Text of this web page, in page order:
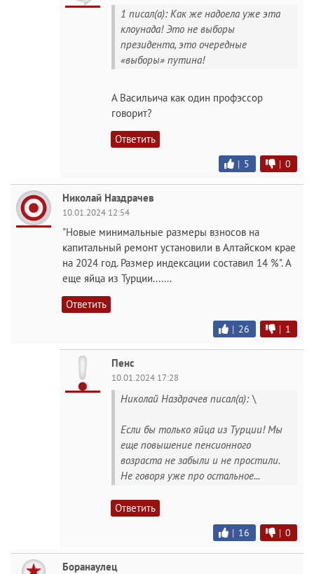
1 писал(а): Как же надоела уже эта
клоунада! Это не выборы
президента, это очередные
«выборы» путина!
А Васильича как один профэссор
говорит?
Ответить
| 5 | 0
Николай Наздрачев
10.01.2024 12:54
"Новые минимальные размеры взносов на
капитальный ремонт установили в Алтайском крае
на 2024 год. Размер индексации составил 14 %". А
еще яйца из Турции.......
Ответить
| 26 | 1
Пенс
10.01.2024 17:28
Николай Наздрачев писал(а): \
Если бы только яйца из Турции! Мы
еще повышение пенсионного
возраста не забыли и не простили.
Не говоря уже про остальное...
Ответить
| 16 | 0
Боранаулец